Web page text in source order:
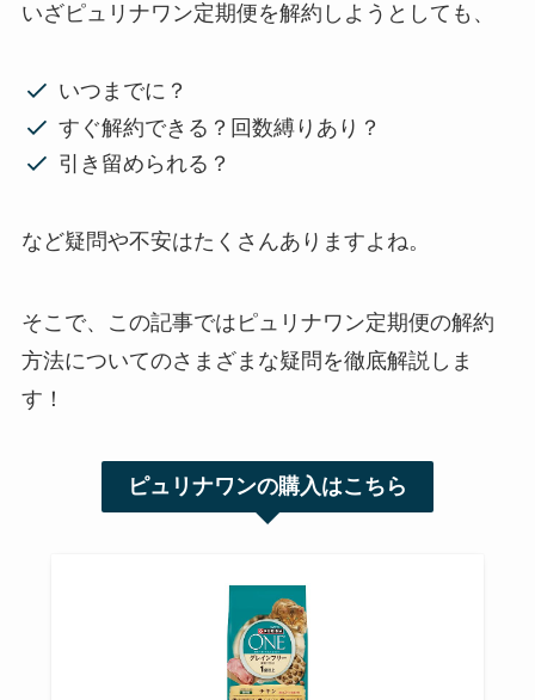
いざピュリナワン定期便を解約しようとしても、
いつまでに？
すぐ解約できる？回数縛りあり？
引き留められる？
など疑問や不安はたくさんありますよね。
そこで、この記事ではピュリナワン定期便の解約
方法についてのさまざまな疑問を徹底解説しま
す！
ピュリナワンの購入はこちら